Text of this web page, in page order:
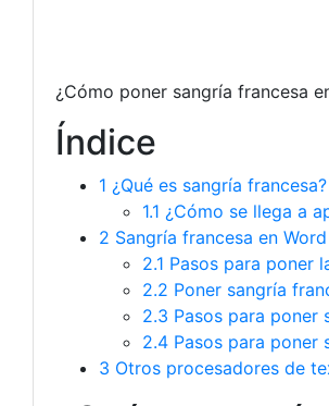
¿Cómo poner sangría francesa
Índice
1 ¿Qué es sangría francesa?
1.1 ¿Cómo se llega a
2 Sangría francesa en Word
2.1 Pasos para poner
2.2 Poner sangría
2.3 Pasos para poner
2.4 Pasos para poner
3 Otros procesadores de